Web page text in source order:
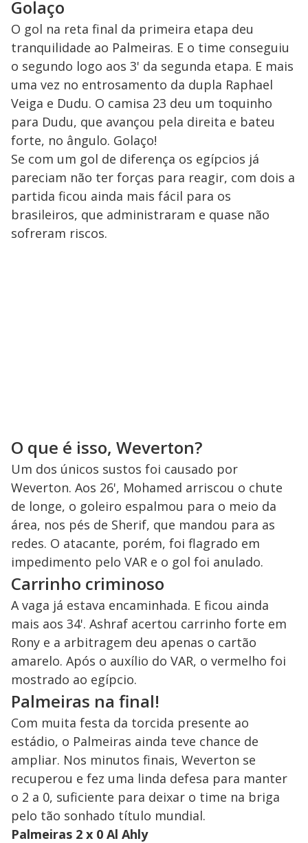
Golaço
O gol na reta final da primeira etapa deu
tranquilidade ao Palmeiras. E o time conseguiu
o segundo logo aos 3' da segunda etapa. E mais
uma vez no entrosamento da dupla Raphael
Veiga e Dudu. O camisa 23 deu um toquinho
para Dudu, que avançou pela direita e bateu
forte, no ângulo. Golaço!
Se com um gol de diferença os egípcios já
pareciam não ter forças para reagir, com dois a
partida ficou ainda mais fácil para os
brasileiros, que administraram e quase não
sofreram riscos.
O que é isso, Weverton?
Um dos únicos sustos foi causado por
Weverton. Aos 26', Mohamed arriscou o chute
de longe, o goleiro espalmou para o meio da
área, nos pés de Sherif, que mandou para as
redes. O atacante, porém, foi flagrado em
impedimento pelo VAR e o gol foi anulado.
Carrinho criminoso
A vaga já estava encaminhada. E ficou ainda
mais aos 34'. Ashraf acertou carrinho forte em
Rony e a arbitragem deu apenas o cartão
amarelo. Após o auxílio do VAR, o vermelho foi
mostrado ao egípcio.
Palmeiras na final!
Com muita festa da torcida presente ao
estádio, o Palmeiras ainda teve chance de
ampliar. Nos minutos finais, Weverton se
recuperou e fez uma linda defesa para manter
o 2 a 0, suficiente para deixar o time na briga
pelo tão sonhado título mundial.
Palmeiras 2 x 0 Al Ahly